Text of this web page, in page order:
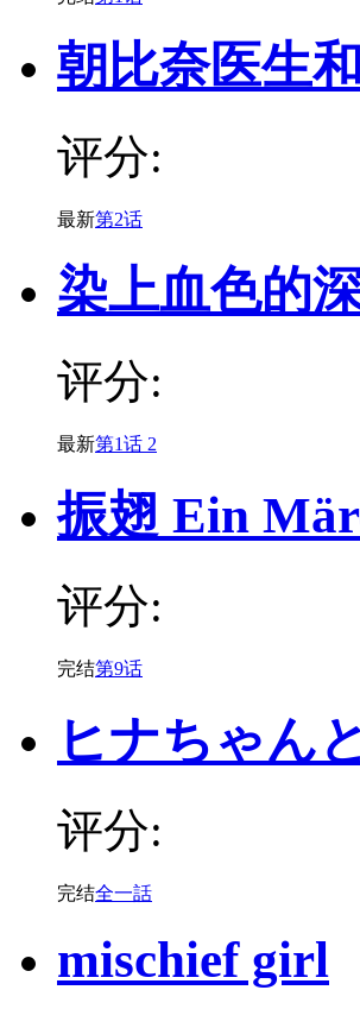
朝比奈医生
评分:
最新第2话
染上血色的
评分:
最新第1话 2
振翅 Ein
评分:
完结第9话
ヒナちゃん
评分:
完结全一話
mischief girl